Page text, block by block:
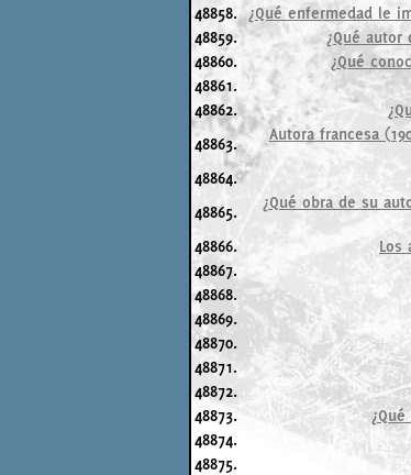
48858.
¿Qué enfermedad le
48859.
¿Qué autor
48860.
¿Qué
48861.
48862.
48863.
Autora francesa
48864.
48865.
¿Qué obra de su
48866.
Los
48867.
48868.
48869.
48870.
48871.
48872.
48873.
48874.
48875.